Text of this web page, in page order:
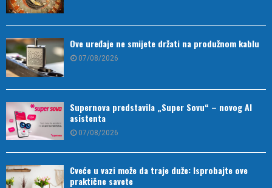
Ove uređaje ne smijete držati na produžnom kablu
07/08/2026
Supernova predstavila „Super Sovu“ – novog AI
asistenta
07/08/2026
Cveće u vazi može da traje duže: Isprobajte ove
praktične savete